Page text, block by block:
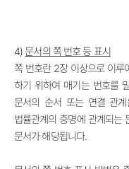
4) 문서의 쪽 번호 등 표시
쪽 번호란 2장 이상으로 이루
하기 위하여 매기는 번호를
문서의 순서 또는 연결 관
법률관계의 증명에 관계되는
문서가 해당됩니다.